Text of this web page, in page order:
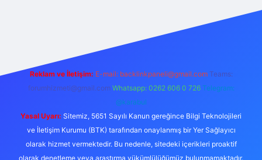
Reklam ve İletişim: E-mail: backlinkpaneli@gmail.com Teams:
forumhizmeti@gmail.com Whatsapp: 0262 606 0 726 Telegram:
@karabul
Yasal Uyarı: Sitemiz, 5651 Sayılı Kanun gereğince Bilgi Teknolojileri
ve İletişim Kurumu (BTK) tarafından onaylanmış bir Yer Sağlayıcı
olarak hizmet vermektedir. Bu nedenle, sitedeki içerikleri proaktif
olarak denetleme veya araştırma yükümlülüğümüz bulunmamaktadır.